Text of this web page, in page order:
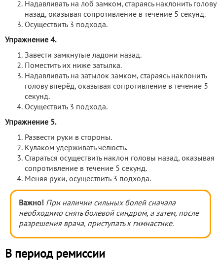
Надавливать на лоб замком, стараясь наклонить голову
назад, оказывая сопротивление в течение 5 секунд.
Осуществить 3 подхода.
Упражнение 4.
Завести замкнутые ладони назад.
Поместить их ниже затылка.
Надавливать на затылок замком, стараясь наклонить
голову вперёд, оказывая сопротивление в течение 5
секунд.
Осуществить 3 подхода.
Упражнение 5.
Развести руки в стороны.
Кулаком удерживать челюсть.
Стараться осуществить наклон головы назад, оказывая
сопротивление в течение 5 секунд.
Меняя руки, осуществить 3 подхода.
Важно! При наличии сильных болей сначала
необходимо снять болевой синдром, а затем, после
разрешения врача, приступать к гимнастике.
В период ремиссии